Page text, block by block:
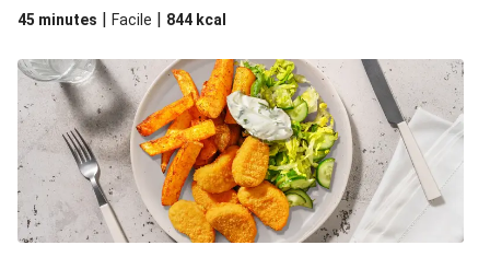
45 minutes | Facile | 844 kcal